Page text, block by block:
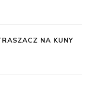
NA KUNY